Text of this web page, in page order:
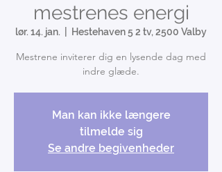
mestrenes energi
lør. 14. jan. Hestehaven 5 2 tv, 2500 Valby
Mestrene inviterer dig en lysende dag med
indre glæde.
Man kan ikke længere
tilmelde sig
Se andre begivenheder